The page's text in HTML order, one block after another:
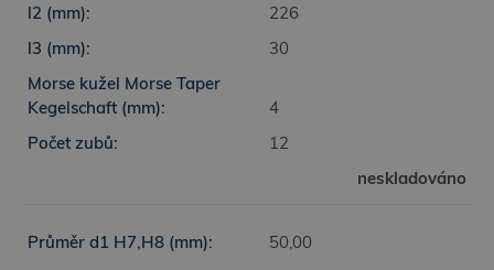
226
30
4
12
neskladováno
50,00